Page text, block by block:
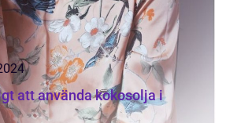
att använda kokosolja i